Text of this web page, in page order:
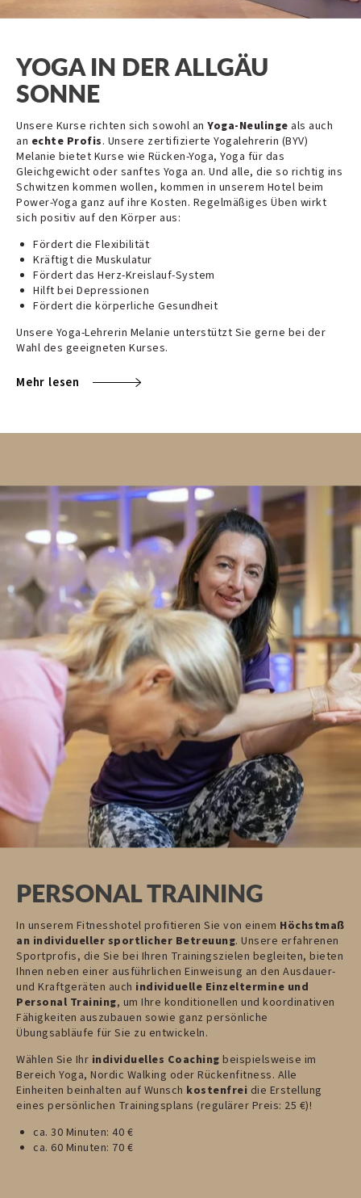
YOGA IN DER ALLGÄU
SONNE
Unsere Kurse richten sich sowohl an Yoga-Neulinge als auch
an echte Profis. Unsere zertifizierte Yogalehrerin (BYV)
Melanie bietet Kurse wie Rücken-Yoga, Yoga für das
Gleichgewicht oder sanftes Yoga an. Und alle, die so richtig ins
Schwitzen kommen wollen, kommen in unserem Hotel beim
Power-Yoga ganz auf ihre Kosten. Regelmäßiges Üben wirkt
sich positiv auf den Körper aus:
Fördert die Flexibilität
Kräftigt die Muskulatur
Fördert das Herz-Kreislauf-System
Hilft bei Depressionen
Fördert die körperliche Gesundheit
Unsere Yoga-Lehrerin Melanie unterstützt Sie gerne bei der
Wahl des geeigneten Kurses.
Mehr lesen
PERSONAL TRAINING
In unserem Fitnesshotel profitieren Sie von einem Höchstmaß
an individueller sportlicher Betreuung. Unsere erfahrenen
Sportprofis, die Sie bei Ihren Trainingszielen begleiten, bieten
Ihnen neben einer ausführlichen Einweisung an den Ausdauer-
und Kraftgeräten auch individuelle Einzeltermine und
Personal Training, um Ihre konditionellen und koordinativen
Fähigkeiten auszubauen sowie ganz persönliche
Übungsabläufe für Sie zu entwickeln.
Wählen Sie Ihr individuelles Coaching beispielsweise im
Bereich Yoga, Nordic Walking oder Rückenfitness. Alle
Einheiten beinhalten auf Wunsch kostenfrei die Erstellung
eines persönlichen Trainingsplans (regulärer Preis: 25 €)!
ca. 30 Minuten: 40 €
ca. 60 Minuten: 70 €